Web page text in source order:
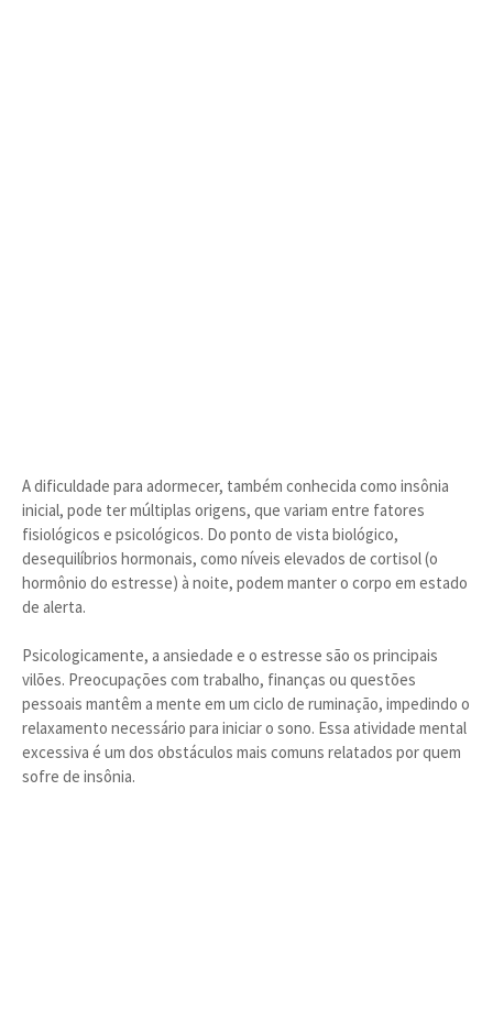
A dificuldade para adormecer, também conhecida como insônia
inicial, pode ter múltiplas origens, que variam entre fatores
fisiológicos e psicológicos. Do ponto de vista biológico,
desequilíbrios hormonais, como níveis elevados de cortisol (o
hormônio do estresse) à noite, podem manter o corpo em estado
de alerta.
Psicologicamente, a ansiedade e o estresse são os principais
vilões. Preocupações com trabalho, finanças ou questões
pessoais mantêm a mente em um ciclo de ruminação, impedindo o
relaxamento necessário para iniciar o sono. Essa atividade mental
excessiva é um dos obstáculos mais comuns relatados por quem
sofre de insônia.